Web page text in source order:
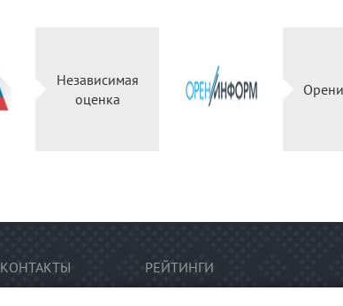
Независимая
оценка
КОНТАКТЫ РЕЙТИНГИ